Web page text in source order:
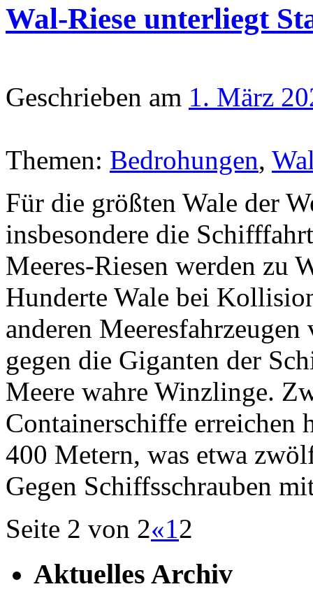
Wal-Riese unterliegt
Geschrieben am 1. März
Themen: Bedrohungen,
Für die größten Wale der
insbesondere die
Meeres-Riesen werden zu
Hunderte Wale bei
anderen
gegen die Giganten der
Meere wahre Winzlinge.
Containerschiffe erreichen
400 Metern, was etwa
Gegen Schiffsschrauben
Seite 2 von 2«12
Aktuelles Archiv